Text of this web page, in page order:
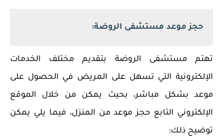
حجز موعد مستشفى الروضة:
تهتم مستشفى الروضة بتقديم مختلف الخدمات
الإلكترونية التي تسهل على المريض في الحصول على
موعد بشكل مباشر، بحيث يمكن من خلال الموقع
الإلكتروني التابع حجز موعد من المنزل، فيما يلي يمكن
توضيح ذلك: